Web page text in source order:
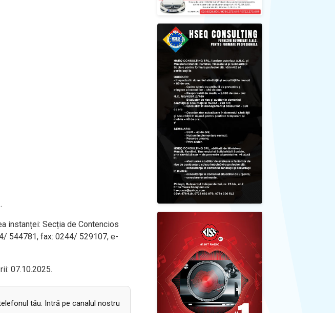
instanței: Secția de Contencios
544781, fax: 0244/ 529107, e-
07.10.2025.
tău. Intră pe canalul nostru